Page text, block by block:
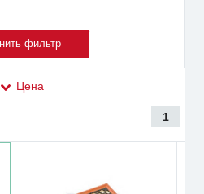
Цена
1